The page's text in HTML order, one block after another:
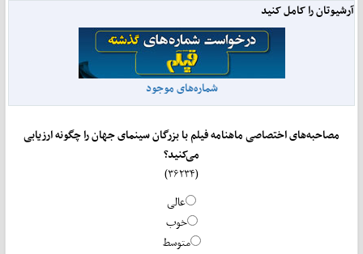
آرشیوتان را کامل کنید
شماره‌های موجود
مصاحبه‌های اختصاصی ماهنامه فیلم با بزرگان سینمای جهان را چگونه ارزیابی
می‌کنید؟
عالی
خوب
متوسط